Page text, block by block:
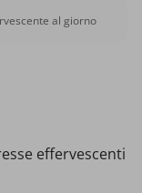
al giorno
effervescenti